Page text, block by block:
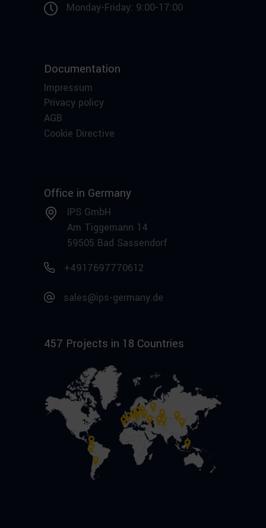
Monday-Friday: 9:00-17:00
Documentation
Impressum
Privacy policy
AGB
Cookie Directive
Office in Germany
IPS GmbH
Am Tiggemann 14
59505 Bad Sassendorf
+4917697770612
sales@ips-germany.de
457 Projects in 18 Countries